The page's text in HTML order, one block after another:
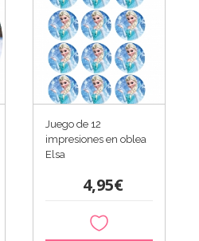
Juego de 12
impresiones en oblea
Elsa
4,95€